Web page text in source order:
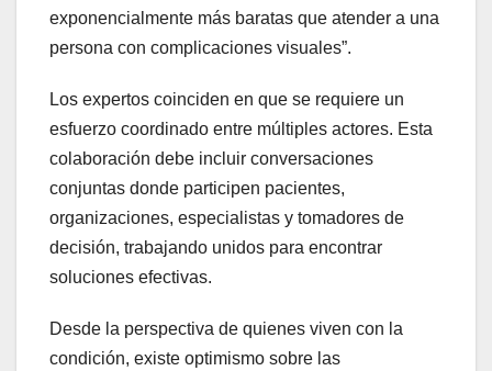
exponencialmente más baratas que atender a una
persona con complicaciones visuales”.
Los expertos coinciden en que se requiere un
esfuerzo coordinado entre múltiples actores. Esta
colaboración debe incluir conversaciones
conjuntas donde participen pacientes,
organizaciones, especialistas y tomadores de
decisión, trabajando unidos para encontrar
soluciones efectivas.
Desde la perspectiva de quienes viven con la
condición, existe optimismo sobre las